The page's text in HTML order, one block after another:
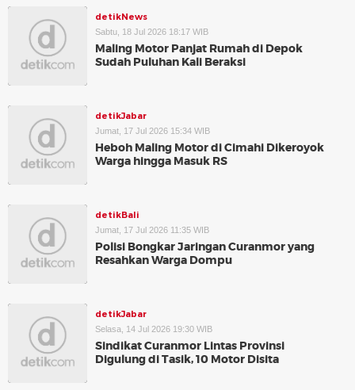
detikNews
Sabtu, 18 Jul 2026 18:17 WIB
Maling Motor Panjat Rumah di Depok
Sudah Puluhan Kali Beraksi
detikJabar
Jumat, 17 Jul 2026 15:34 WIB
Heboh Maling Motor di Cimahi Dikeroyok
Warga hingga Masuk RS
detikBali
Jumat, 17 Jul 2026 11:35 WIB
Polisi Bongkar Jaringan Curanmor yang
Resahkan Warga Dompu
detikJabar
Selasa, 14 Jul 2026 19:30 WIB
Sindikat Curanmor Lintas Provinsi
Digulung di Tasik, 10 Motor Disita